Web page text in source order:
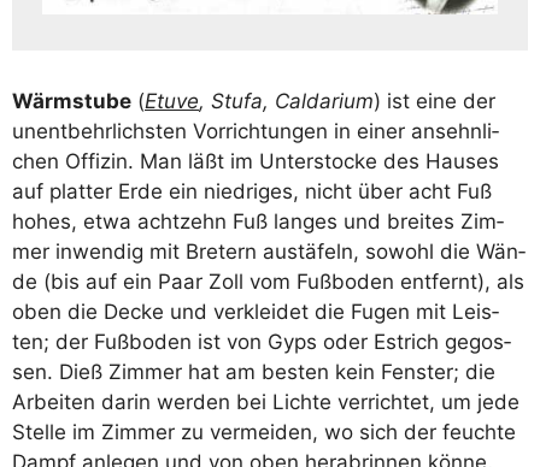
Wärm­stu­be (Etuve, Stu­fa, Cal­da­ri­um) ist eine der
unent­behr­lichs­ten Vor­rich­tun­gen in einer ansehn­li­
chen Offi­zin. Man läßt im Unter­sto­cke des Hau­ses
auf plat­ter Erde ein nied­ri­ges, nicht über acht Fuß
hohes, etwa acht­zehn Fuß lan­ges und brei­tes Zim­
mer inwen­dig mit Bre­tern aus­tä­feln, sowohl die Wän­
de (bis auf ein Paar Zoll vom Fuß­bo­den ent­fernt), als
oben die Decke und ver­klei­det die Fugen mit Leis­
ten; der Fuß­bo­den ist von Gyps oder Est­rich gegos­
sen. Dieß Zim­mer hat am bes­ten kein Fens­ter; die
Arbei­ten dar­in wer­den bei Lich­te ver­rich­tet, um jede
Stel­le im Zim­mer zu ver­mei­den, wo sich der feuch­te